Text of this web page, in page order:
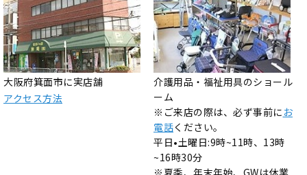
大阪府箕面市に実店舗
アクセス方法
介護用品・福祉用具のショール
ーム
※ご来店の際は、必ず事前に お
電話ください。
平日•土曜日:9時~11時、13時
~16時30分